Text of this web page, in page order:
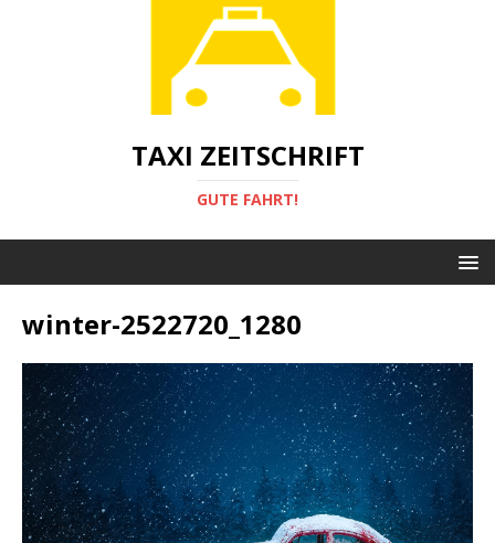
TAXI ZEITSCHRIFT
GUTE FAHRT!
winter-2522720_1280